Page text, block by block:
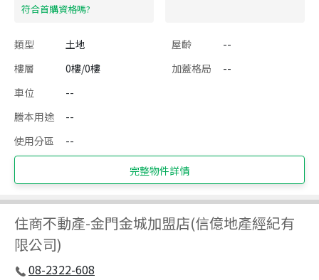
​符合首購資格嗎?
類型 土地 屋齡
--
樓層
0樓/0樓 加蓋格局
--
車位
--
謄本用途
--
使用分區
--
完整物件詳情
住商不動產-金門金城加盟店(信億地產經紀有
限公司)
08-2322-608